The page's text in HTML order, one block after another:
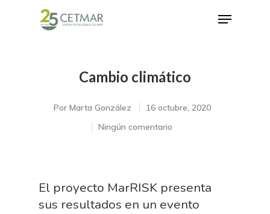
Hit enter to search or ESC to close
Cambio climático
Por Marta González
16 octubre, 2020
Ningún comentario
El proyecto MarRISK presenta
sus resultados en un evento